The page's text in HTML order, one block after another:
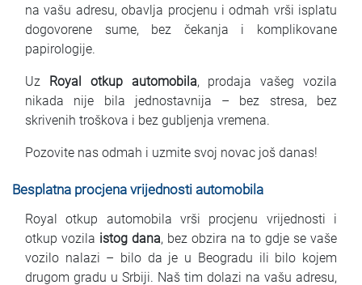
na vašu adresu, obavlja procjenu i odmah vrši isplatu
dogovorene sume, bez čekanja i komplikovane
papirologije.
Uz Royal otkup automobila, prodaja vašeg vozila
nikada nije bila jednostavnija – bez stresa, bez
skrivenih troškova i bez gubljenja vremena.
Pozovite nas odmah i uzmite svoj novac još danas!
Besplatna procjena vrijednosti automobila
Royal otkup automobila vrši procjenu vrijednosti i
otkup vozila istog dana, bez obzira na to gdje se vaše
vozilo nalazi – bilo da je u Beogradu ili bilo kojem
drugom gradu u Srbiji. Naš tim dolazi na vašu adresu,